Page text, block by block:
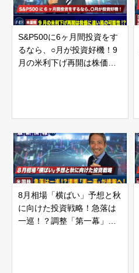
S&P500に6ヶ月間投資をす
るなら、○月が投資好機！9
月の米利下げ再開は株価に
8月相場「横ばい」予想と秋
に向けた投資戦略！急落は
一巡！？調整「第一幕」が